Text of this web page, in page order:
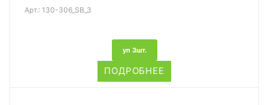
Арт.: 130-306_SB_3
уп 3шт.
ПОДРОБНЕЕ